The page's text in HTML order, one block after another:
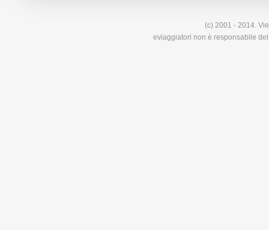
(c) 2001 - 2014.
eviaggiatori non è responsabile